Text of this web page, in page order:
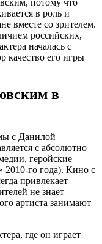
в роль и
вместе со зрителем.
российских,
началась с
качество его игры
в
с Данилой
с абсолютно
геройские
го года). Кино с
привлекает
не знает
артиста занимают
где он играет